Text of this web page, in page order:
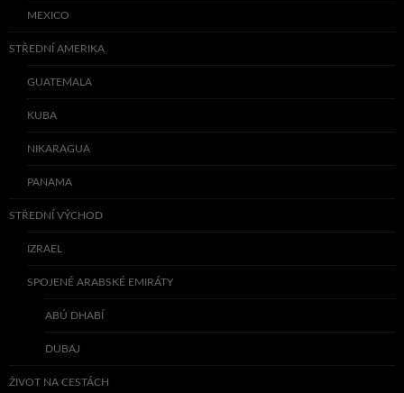
MEXICO
STŘEDNÍ AMERIKA
GUATEMALA
KUBA
NIKARAGUA
PANAMA
STŘEDNÍ VÝCHOD
IZRAEL
SPOJENÉ ARABSKÉ EMIRÁTY
ABÚ DHABÍ
DUBAJ
ŽIVOT NA CESTÁCH